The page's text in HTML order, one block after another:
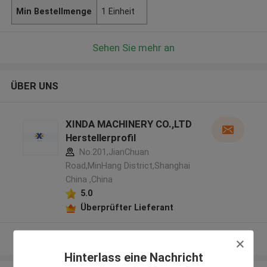
Hinterlass eine Nachricht
Min Bestellmenge 1 Einheit
Sehen Sie mehr an
ÜBER UNS
XINDA MACHINERY CO.,LTD
Herstellerprofil
No.201,JianChuan
Road,MinHang District,Shanghai
China ,China
5.0
Überprüfter Lieferant